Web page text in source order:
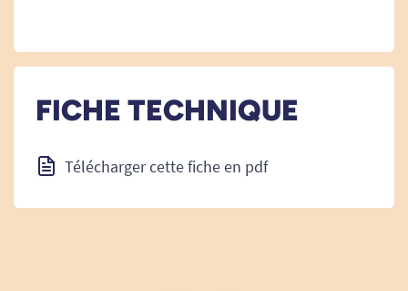
FICHE TECHNIQUE
Télécharger cette fiche en pdf